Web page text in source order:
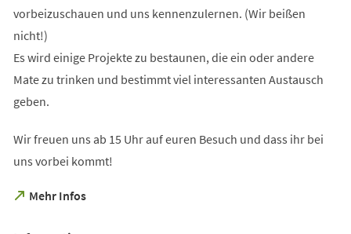
vorbeizuschauen und uns kennenzulernen. (Wir beißen
nicht!)
Es wird einige Projekte zu bestaunen, die ein oder andere
Mate zu trinken und bestimmt viel interessanten Austausch
geben.
Wir freuen uns ab 15 Uhr auf euren Besuch und dass ihr bei
uns vorbei kommt!
Mehr Infos
(Öffnet